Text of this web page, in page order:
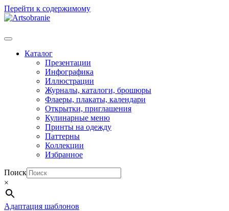
Перейти к содержимому
Каталог
Презентации
Инфографика
Иллюстрации
Журналы, каталоги, брошюры
Флаеры, плакаты, календари
Открытки, приглашения
Кулинарные меню
Принты на одежду
Паттерны
Коллекции
Избранное
Поиск
×
Адаптация шаблонов